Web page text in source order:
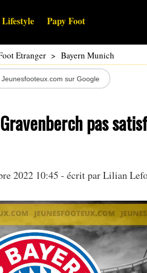
Papy Foot
Etranger > Bayern Munich
Jeunesfooteux.com sur Google
pas
2022 10:45 - écrit parLilian